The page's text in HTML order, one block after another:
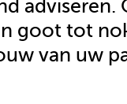
adviseren.
goot tot
van uw